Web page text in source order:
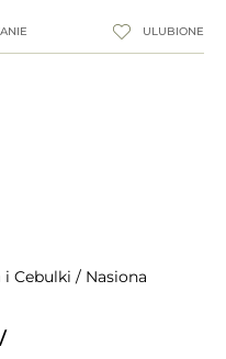
ULUBIONE
i Cebulki / Nasiona